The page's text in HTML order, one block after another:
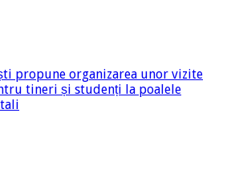
propune organizarea unor vizite
tineri și studenți la poalele